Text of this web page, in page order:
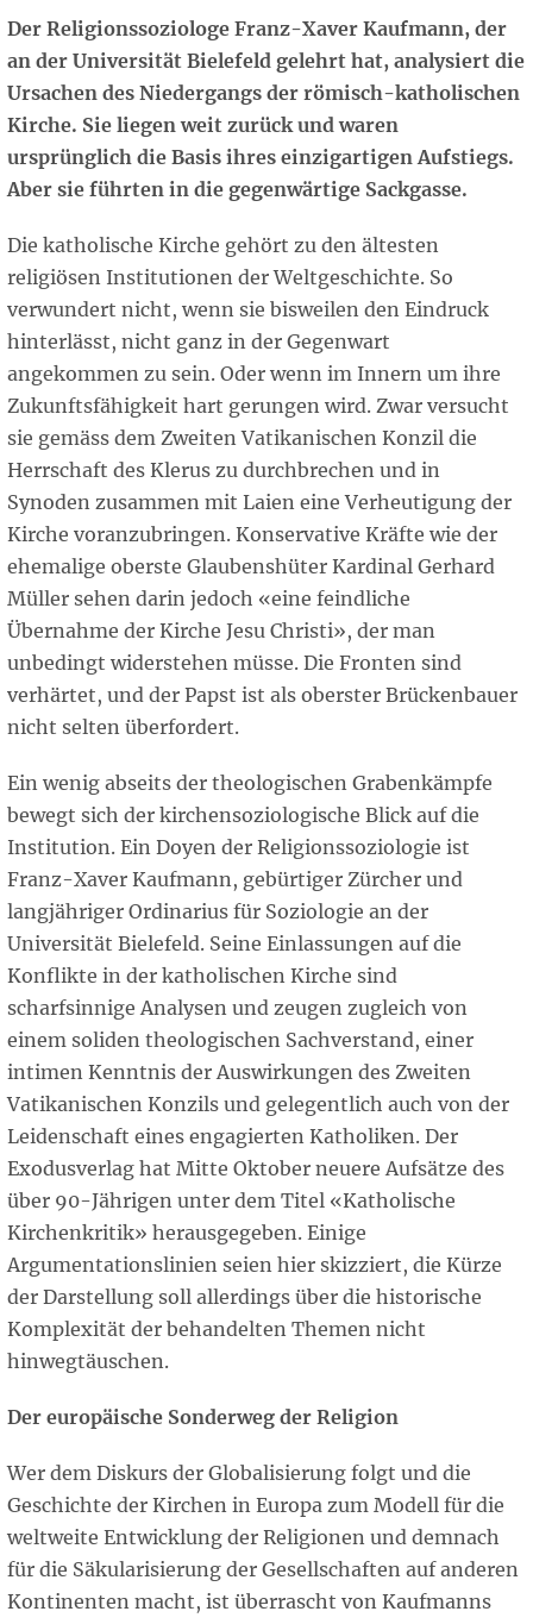
Der Religionssoziologe Franz-Xaver Kaufmann, der
an der Universität Bielefeld gelehrt hat, analysiert die
Ursachen des Niedergangs der römisch-katholischen
Kirche. Sie liegen weit zurück und waren
ursprünglich die Basis ihres einzigartigen Aufstiegs.
Aber sie führten in die gegenwärtige Sackgasse.
Die katholische Kirche gehört zu den ältesten
religiösen Institutionen der Weltgeschichte. So
verwundert nicht, wenn sie bisweilen den Eindruck
hinterlässt, nicht ganz in der Gegenwart
angekommen zu sein. Oder wenn im Innern um ihre
Zukunftsfähigkeit hart gerungen wird. Zwar versucht
sie gemäss dem Zweiten Vatikanischen Konzil die
Herrschaft des Klerus zu durchbrechen und in
Synoden zusammen mit Laien eine Verheutigung der
Kirche voranzubringen. Konservative Kräfte wie der
ehemalige oberste Glaubenshüter Kardinal Gerhard
Müller sehen darin jedoch «eine feindliche
Übernahme der Kirche Jesu Christi», der man
unbedingt widerstehen müsse. Die Fronten sind
verhärtet, und der Papst ist als oberster Brückenbauer
nicht selten überfordert.
Ein wenig abseits der theologischen Grabenkämpfe
bewegt sich der kirchensoziologische Blick auf die
Institution. Ein Doyen der Religionssoziologie ist
Franz-Xaver Kaufmann, gebürtiger Zürcher und
langjähriger Ordinarius für Soziologie an der
Universität Bielefeld. Seine Einlassungen auf die
Konflikte in der katholischen Kirche sind
scharfsinnige Analysen und zeugen zugleich von
einem soliden theologischen Sachverstand, einer
intimen Kenntnis der Auswirkungen des Zweiten
Vatikanischen Konzils und gelegentlich auch von der
Leidenschaft eines engagierten Katholiken. Der
Exodusverlag hat Mitte Oktober neuere Aufsätze des
über 90-Jährigen unter dem Titel «Katholische
Kirchenkritik» herausgegeben. Einige
Argumentationslinien seien hier skizziert, die Kürze
der Darstellung soll allerdings über die historische
Komplexität der behandelten Themen nicht
hinwegtäuschen.
Der europäische Sonderweg der Religion
Wer dem Diskurs der Globalisierung folgt und die
Geschichte der Kirchen in Europa zum Modell für die
weltweite Entwicklung der Religionen und demnach
für die Säkularisierung der Gesellschaften auf anderen
Kontinenten macht, ist überrascht von Kaufmanns